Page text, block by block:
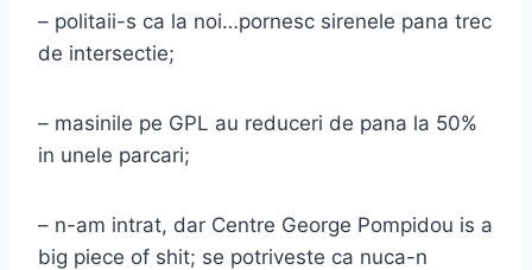
– politaii-s ca la noi…pornesc sirenele pana trec
de intersectie;
– masinile pe GPL au reduceri de pana la 50%
in unele parcari;
– n-am intrat, dar Centre George Pompidou is a
big piece of shit; se potriveste ca nuca-n